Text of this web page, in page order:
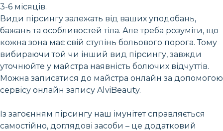
3-6 місяців.
Види пірсингу залежать від ваших уподобань,
бажань та особливостей тіла. Але треба розуміти, що
кожна зона має свій ступінь больового порога. Тому
вибираючи той чи інший вид пірсингу, завжди
уточнюйте у майстра наявність болючих відчуттів.
Можна записатися до майстра онлайн за допомогою
сервісу онлайн запису AlviBeauty.
Із загоєнням пірсингу наш імунітет справляється
самостійно, доглядові засоби – це додатковий